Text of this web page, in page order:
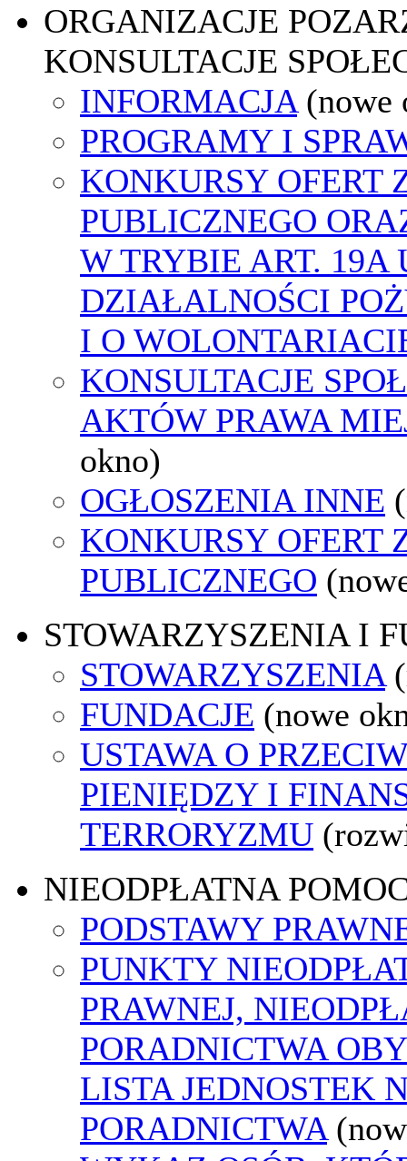
ORGANIZACJE
KONSULTACJE
INFORMACJA (nowe
PROGRAMY I
KONKURSY OFERT
PUBLICZNEGO
W TRYBIE ART. 19A
DZIAŁALNOŚCI
I O
KONSULTACJE
AKTÓW PRAWA
okno)
OGŁOSZENIA INNE
KONKURSY OFERT
PUBLICZNEGO
STOWARZYSZENIA I
STOWARZYSZENIA
FUNDACJE (nowe
USTAWA O
PIENIĘDZY I
TERRORYZMU
NIEODPŁATNA
PODSTAWY
PUNKTY
PRAWNEJ,
PORADNICTWA
LISTA JEDNOSTEK
PORADNICTWA